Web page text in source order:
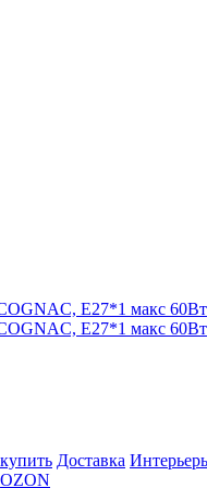
E27*1 макс 60Вт
E27*1 макс 60Вт
Доставка
OZON